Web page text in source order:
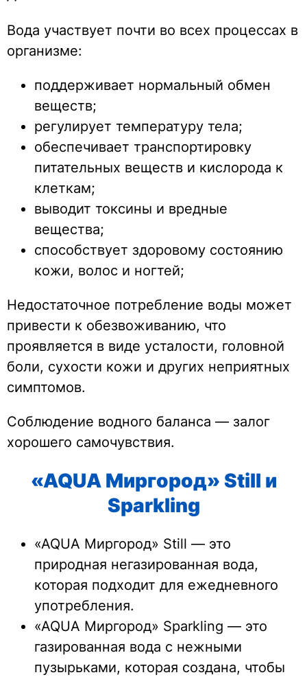
Вода участвует почти во всех процессах в
организме:
поддерживает нормальный обмен
веществ;
регулирует температуру тела;
обеспечивает транспортировку
питательных веществ и кислорода к
клеткам;
выводит токсины и вредные
вещества;
способствует здоровому состоянию
кожи, волос и ногтей;
Недостаточное потребление воды может
привести к обезвоживанию, что
проявляется в виде усталости, головной
боли, сухости кожи и других неприятных
симптомов.
Соблюдение водного баланса — залог
хорошего самочувствия.
«AQUA Миргород» Still и
Sparkling
«AQUA Миргород» Still — это
природная негазированная вода,
которая подходит для ежедневного
употребления.
«AQUA Миргород» Sparkling — это
газированная вода с нежными
пузырьками, которая создана, чтобы